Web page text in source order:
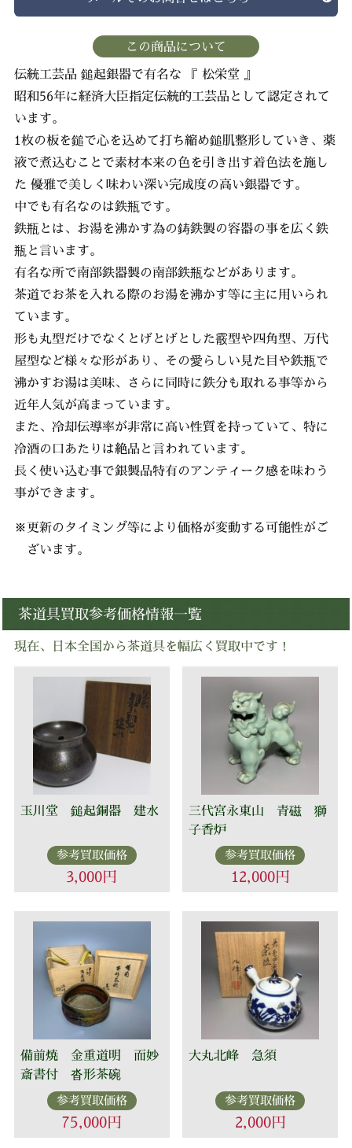
この商品について
伝統工芸品 鎚起銀器で有名な 『 松栄堂 』
昭和56年に経済大臣指定伝統的工芸品として認定されて
います。
1枚の板を鎚で心を込めて打ち縮め鎚肌整形していき、薬
液で煮込むことで素材本来の色を引き出す着色法を施し
た 優雅で美しく味わい深い完成度の高い銀器です。
中でも有名なのは鉄瓶です。
鉄瓶とは、お湯を沸かす為の鋳鉄製の容器の事を広く鉄
瓶と言います。
有名な所で南部鉄器製の南部鉄瓶などがあります。
茶道でお茶を入れる際のお湯を沸かす等に主に用いられ
ています。
形も丸型だけでなくとげとげとした霰型や四角型、万代
屋型など様々な形があり、その愛らしい見た目や鉄瓶で
沸かすお湯は美味、さらに同時に鉄分も取れる事等から
近年人気が高まっています。
また、冷却伝導率が非常に高い性質を持っていて、特に
冷酒の口あたりは絶品と言われています。
長く使い込む事で銀製品特有のアンティーク感を味わう
事ができます。
※更新のタイミング等により価格が変動する可能性がご
ざいます。
茶道具買取参考価格情報一覧
現在、日本全国から茶道具を幅広く買取中です！
玉川堂 鎚起銅器 建水
参考買取価格
3,000円
三代宮永東山 青磁 獅
子香炉
参考買取価格
12,000円
備前焼 金重道明 而妙
斎書付 沓形茶碗
参考買取価格
75,000円
大丸北峰 急須
参考買取価格
2,000円